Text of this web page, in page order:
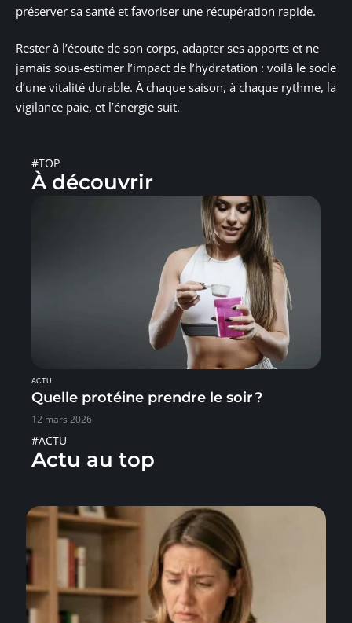
préserver sa santé et favoriser une récupération rapide.
Rester à l’écoute de son corps, adapter ses apports et ne
jamais sous-estimer l’impact de l’hydratation : voilà le socle
d’une vitalité durable. À chaque saison, à chaque rythme, la
vigilance paie, et l’énergie suit.
#TOP
À découvrir
ACTU
Quelle protéine prendre le soir ?
12 mars 2026
#ACTU
Actu au top